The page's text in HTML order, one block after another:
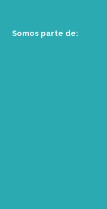
Somos parte de: